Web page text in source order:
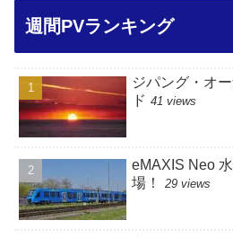
週間PVランキング
ジパング・オ
ド 41 views
eMAXIS Neo
場！
29 views